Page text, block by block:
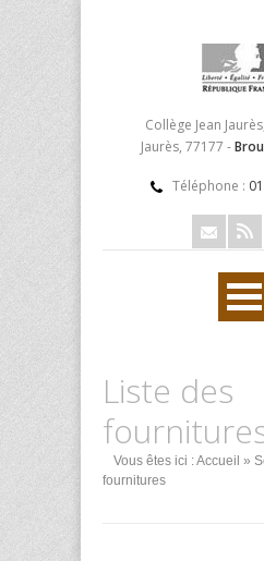
Collège Jean
Jaurès, 77177 -
Téléphone :
Liste des
Vous êtes ici :Accueil »
fournitures